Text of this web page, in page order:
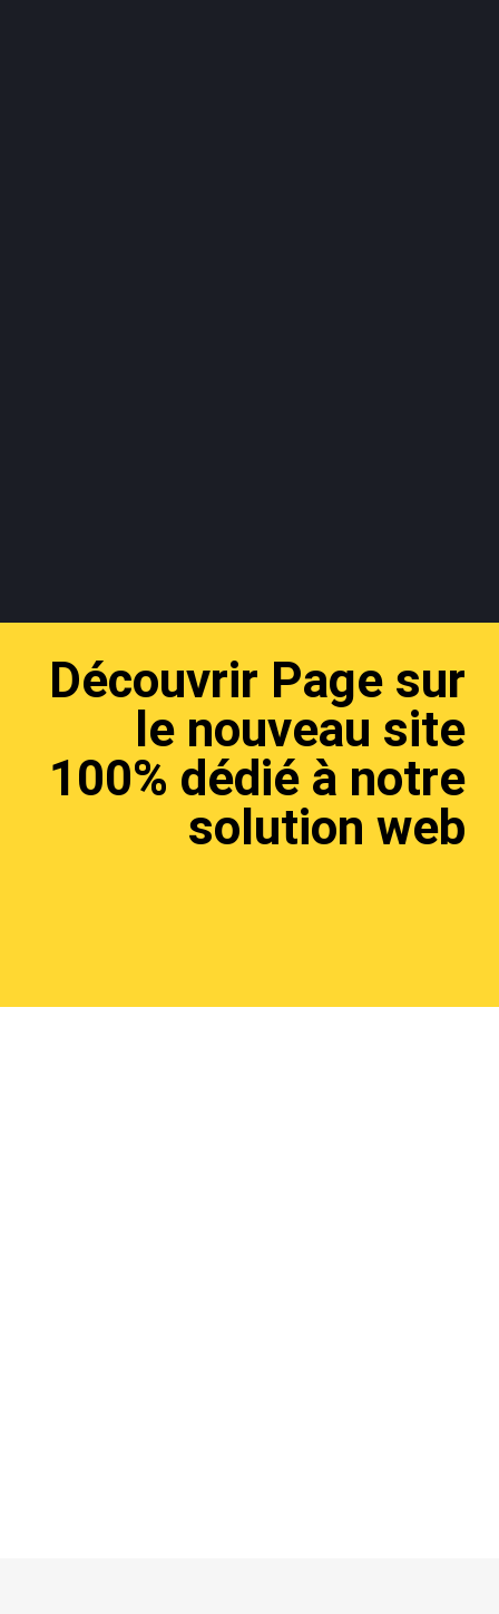
Découvrir Page sur
le nouveau site
100% dédié à notre
solution web